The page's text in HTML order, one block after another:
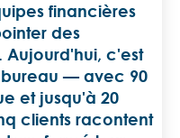
financières
des
Aujourd'hui, c'est
— avec 90
et jusqu'à 20
clients racontent